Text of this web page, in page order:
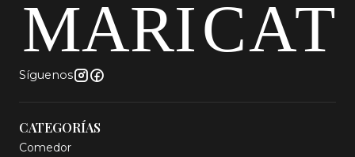
Síguenos
CATEGORÍAS
Comedor